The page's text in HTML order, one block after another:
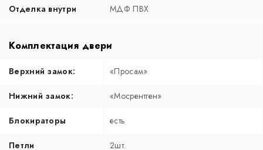
Отделка внутри МДФ ПВХ
Комплектация двери
Верхний замок: «Просам»
Нижний замок: «Мосрентген»
Блокираторы есть
Петли 2шт.